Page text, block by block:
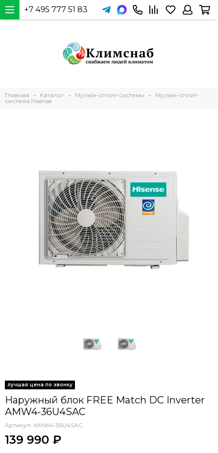
+7 495 777 51 83
Главная Каталог Мульти-сплит-системы
Мульти-сплит-
система Hisense
Наружный блок FREE Match DC Inverter
AMW4-36U4SAC
Артикул: AMW4-36U4SAC
139 990 ₽